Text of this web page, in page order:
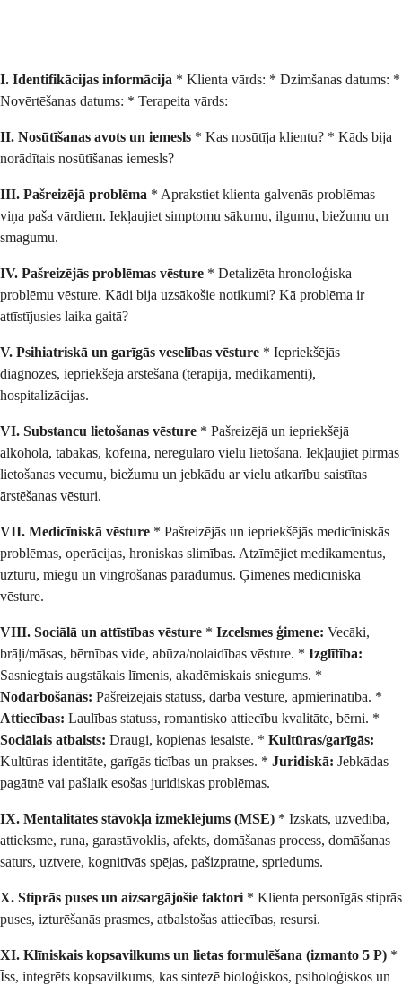
I. Identifikācijas informācija * Klienta vārds: * Dzimšanas datums: *
Novērtēšanas datums: * Terapeita vārds:
II. Nosūtīšanas avots un iemesls * Kas nosūtīja klientu? * Kāds bija
norādītais nosūtīšanas iemesls?
III. Pašreizējā problēma * Aprakstiet klienta galvenās problēmas
viņa paša vārdiem. Iekļaujiet simptomu sākumu, ilgumu, biežumu un
smagumu.
IV. Pašreizējās problēmas vēsture * Detalizēta hronoloģiska
problēmu vēsture. Kādi bija uzsākošie notikumi? Kā problēma ir
attīstījusies laika gaitā?
V. Psihiatriskā un garīgās veselības vēsture * Iepriekšējās
diagnozes, iepriekšējā ārstēšana (terapija, medikamenti),
hospitalizācijas.
VI. Substancu lietošanas vēsture * Pašreizējā un iepriekšējā
alkohola, tabakas, kofeīna, neregulāro vielu lietošana. Iekļaujiet pirmās
lietošanas vecumu, biežumu un jebkādu ar vielu atkarību saistītas
ārstēšanas vēsturi.
VII. Medicīniskā vēsture * Pašreizējās un iepriekšējās medicīniskās
problēmas, operācijas, hroniskas slimības. Atzīmējiet medikamentus,
uzturu, miegu un vingrošanas paradumus. Ģimenes medicīniskā
vēsture.
VIII. Sociālā un attīstības vēsture * Izcelsmes ģimene: Vecāki,
brāļi/māsas, bērnības vide, abūza/nolaidības vēsture. * Izglītība:
Sasniegtais augstākais līmenis, akadēmiskais sniegums. *
Nodarbošanās: Pašreizējais statuss, darba vēsture, apmierinātība. *
Attiecības: Laulības statuss, romantisko attiecību kvalitāte, bērni. *
Sociālais atbalsts: Draugi, kopienas iesaiste. * Kultūras/garīgās:
Kultūras identitāte, garīgās ticības un prakses. * Juridiskā: Jebkādas
pagātnē vai pašlaik esošas juridiskas problēmas.
IX. Mentalitātes stāvokļa izmeklējums (MSE) * Izskats, uzvedība,
attieksme, runa, garastāvoklis, afekts, domāšanas process, domāšanas
saturs, uztvere, kognitīvās spējas, pašizpratne, spriedums.
X. Stiprās puses un aizsargājošie faktori * Klienta personīgās stiprās
puses, izturēšanās prasmes, atbalstošas attiecības, resursi.
XI. Klīniskais kopsavilkums un lietas formulēšana (izmanto 5 P) *
Īss, integrēts kopsavilkums, kas sintezē bioloģiskos, psiholoģiskos un